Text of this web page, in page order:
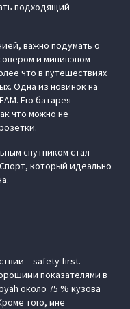
подходящий
важно подумать о
и минивэном
что в путешествиях
Одна из новинок на
Его батарея
что можно не
спутником стал
который идеально
– safety first.
показателями в
около 75 % кузова
того, мне